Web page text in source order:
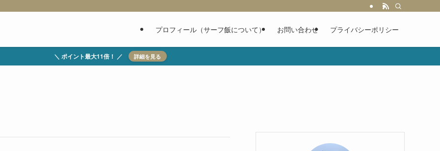
プロフィール（サーフ飯について） お問い合わせ プライバシーポリシー
＼ ポイント最大11倍！ ／ 詳細を見る